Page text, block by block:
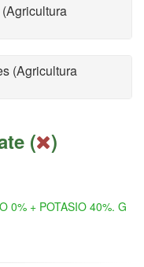
(Agricultura
( )
0% + POTASIO 40%. G